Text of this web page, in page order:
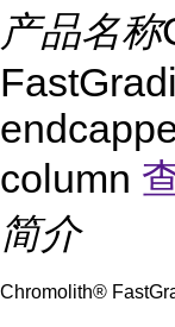
产品名称
column
简介
Chromolith®